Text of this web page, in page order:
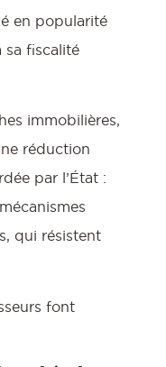
en popularité
sa fiscalité
immobilières,
réduction
par l’État :
qui résistent
font